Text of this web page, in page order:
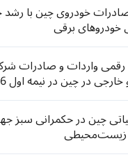
خودروی چین با رشد
برقی
واردات و صادرات
در چین در نیمه اول 2026
چین در حکمرانی سبز
زیست‌محیطی